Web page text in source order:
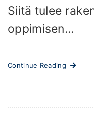
Siitä tulee
oppimisen...
Continue Reading